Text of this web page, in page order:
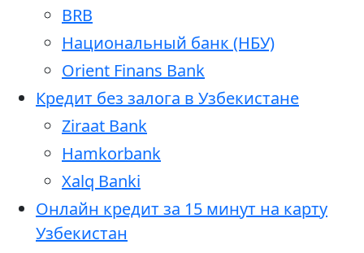
BRB
Национальный банк (НБУ)
Orient Finans Bank
Кредит без залога в Узбекистане
Ziraat Bank
Hamkorbank
Xalq Banki
Онлайн кредит за 15 минут на карту
Узбекистан